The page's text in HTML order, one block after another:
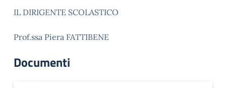
IL DIRIGENTE SCOLASTICO
Prof.ssa Piera FATTIBENE
Documenti